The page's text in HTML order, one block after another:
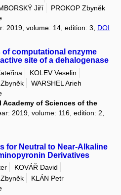
Jiří
PROKOP Zbyněk
2019, volume: 14, edition: 3, DOI
computational enzyme
site of a dehalogenase
KOLEV Veselin
WARSHEL Arieh
of Sciences of the
2019, volume: 116, edition: 2,
for Neutral to Near-Alkaline
Derivatives
KOVÁŘ David
KLÁN Petr